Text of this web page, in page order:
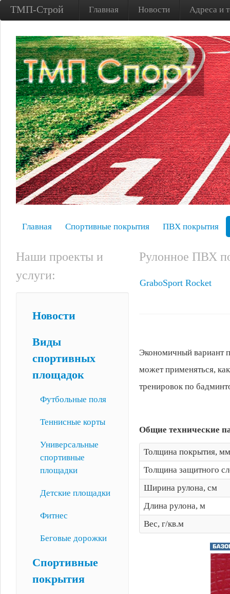
ТМП-Строй Главная Новости Адреса и
Главная Спортивные покрытия ПВХ покрытия
Наши проекты и
услуги:
Новости
Виды
спортивных
площадок
Футбольные поля
Теннисные корты
Универсальные
спортивные
площадки
Детские площадки
Фитнес
Беговые дорожки
Спортивные
покрытия
Рулонное ПВХ
GraboSport Rocket
Экономичный вариант
может применяться,
тренировок по
Общие технические
Толщина покрытия, мм
Толщина защитного
Ширина рулона, см
Длина рулона, м
Вес, г/кв.м